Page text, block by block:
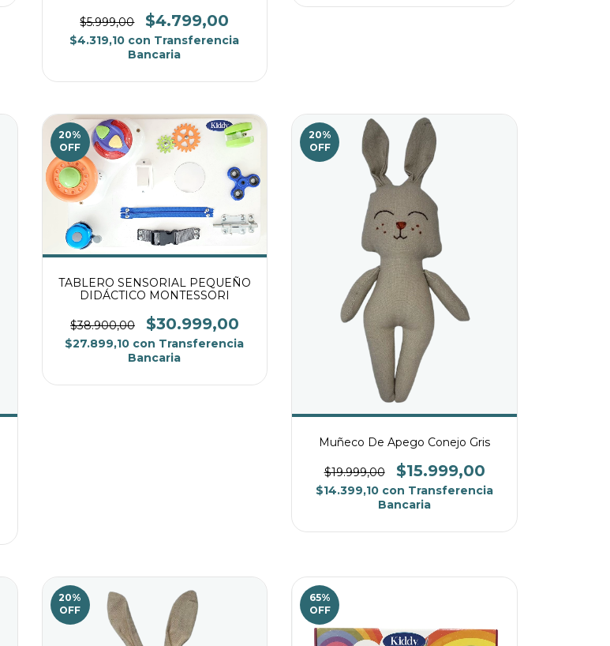
$5.999,00 $4.799,00
$4.319,10 con Transferencia
Bancaria
20%
OFF
TABLERO SENSORIAL PEQUEÑO
DIDÁCTICO MONTESSORI
$38.900,00 $30.999,00
$27.899,10 con Transferencia
Bancaria
20%
OFF
Muñeco De Apego Conejo Gris
$19.999,00 $15.999,00
$14.399,10 con Transferencia
Bancaria
20%
OFF
65%
OFF